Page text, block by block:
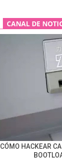
CANAL DE
CÓMO HACKEAR